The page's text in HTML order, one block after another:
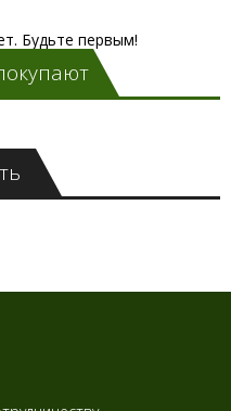
Будьте первым!